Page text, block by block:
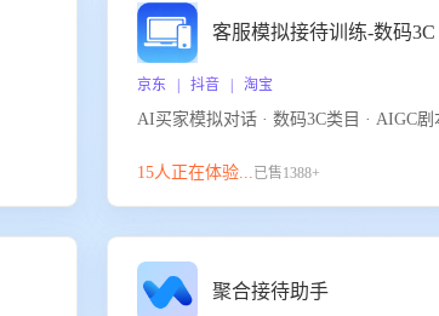
客服模拟接待训练-数码3C
京东 | 抖音 | 淘宝
AI买家模拟对话 · 数码3C类目 · AIGC剧
15人正在体验...已售1388+
聚合接待助手